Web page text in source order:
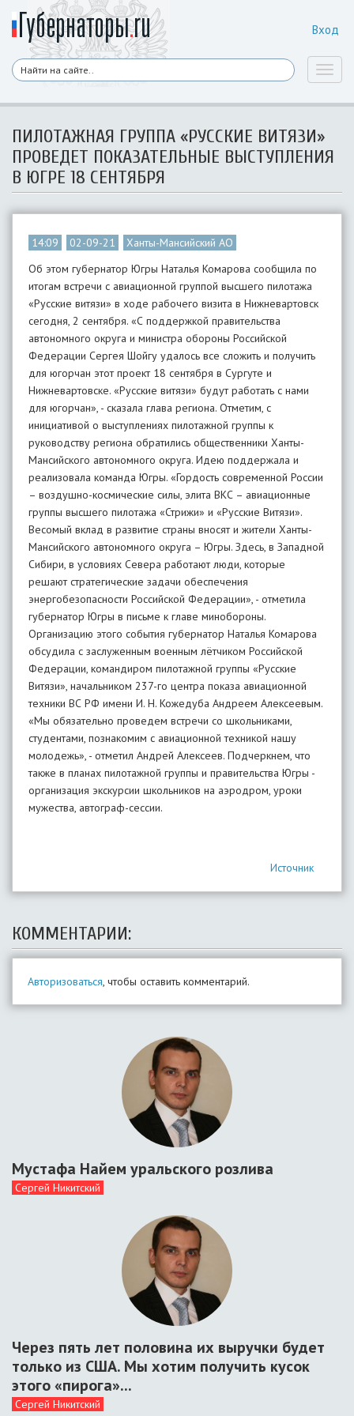
Вход
ПИЛОТАЖНАЯ ГРУППА «РУССКИЕ ВИТЯЗИ»
ПРОВЕДЕТ ПОКАЗАТЕЛЬНЫЕ ВЫСТУПЛЕНИЯ
В ЮГРЕ 18 СЕНТЯБРЯ
14:09 02-09-21
Ханты-Мансийский АО
Об этом губернатор Югры Наталья Комарова сообщила по
итогам встречи с авиационной группой высшего пилотажа
«Русские витязи» в ходе рабочего визита в Нижневартовск
сегодня, 2 сентября. «С поддержкой правительства
автономного округа и министра обороны Российской
Федерации Сергея Шойгу удалось все сложить и получить
для югорчан этот проект 18 сентября в Сургуте и
Нижневартовске. «Русские витязи» будут работать с нами
для югорчан», - сказала глава региона. Отметим, с
инициативой о выступлениях пилотажной группы к
руководству региона обратились общественники Ханты-
Мансийского автономного округа. Идею поддержала и
реализовала команда Югры. «Гордость современной России
– воздушно-космические силы, элита ВКС – авиационные
группы высшего пилотажа «Стрижи» и «Русские Витязи».
Весомый вклад в развитие страны вносят и жители Ханты-
Мансийского автономного округа – Югры. Здесь, в Западной
Сибири, в условиях Севера работают люди, которые
решают стратегические задачи обеспечения
энергобезопасности Российской Федерации», - отметила
губернатор Югры в письме к главе минобороны.
Организацию этого события губернатор Наталья Комарова
обсудила с заслуженным военным лётчиком Российской
Федерации, командиром пилотажной группы «Русские
Витязи», начальником 237-го центра показа авиационной
техники ВС РФ имени И. Н. Кожедуба Андреем Алексеевым.
«Мы обязательно проведем встречи со школьниками,
студентами, познакомим с авиационной техникой нашу
молодежь», - отметил Андрей Алексеев. Подчеркнем, что
также в планах пилотажной группы и правительства Югры -
организация экскурсии школьников на аэродром, уроки
мужества, автограф-сессии.
Источник
КОММЕНТАРИИ:
Авторизоваться, чтобы оставить комментарий.
Мустафа Найем уральского розлива
Сергей Никитский
Через пять лет половина их выручки будет
только из США. Мы хотим получить кусок
этого «пирога»...
Сергей Никитский